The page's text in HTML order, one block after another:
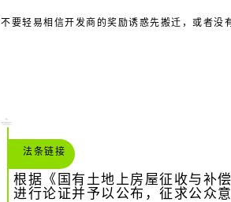
不要轻易相信开发商的奖励诱惑先搬迁，或者没
法条链接
根据《国有土地上房屋征收与补
进行论证并予以公布，征求公众